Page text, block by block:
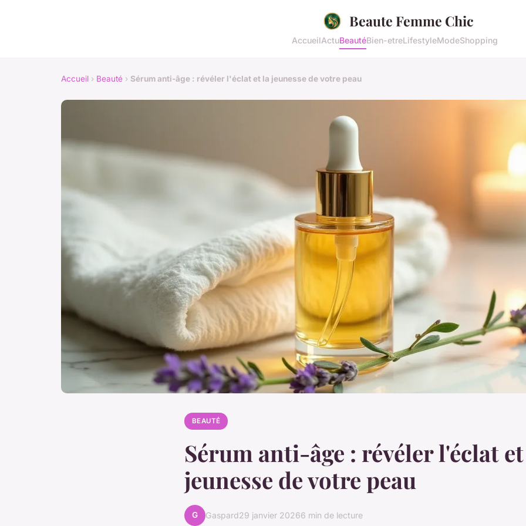
Beaute Femme Chic
AccueilActuBeautéBien-etreLifestyleModeShopping
Accueil › Beauté › Sérum anti-âge : révéler l'éclat et la jeunesse de votre peau
BEAUTÉ
Sérum anti-âge : révéler l'éclat
jeunesse de votre peau
G Gaspard29 janvier 20266 min de lecture